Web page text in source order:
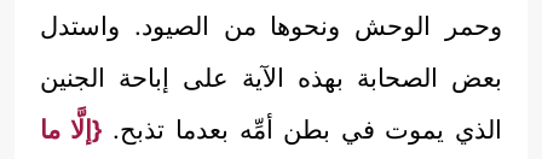
وحمر الوحش ونحوها من الصيود. واستدل
بعض الصحابة بهذه الآية على إباحة الجنين
الذي يموت في بطن أمِّه بعدما تذبح. {إلَّا ما